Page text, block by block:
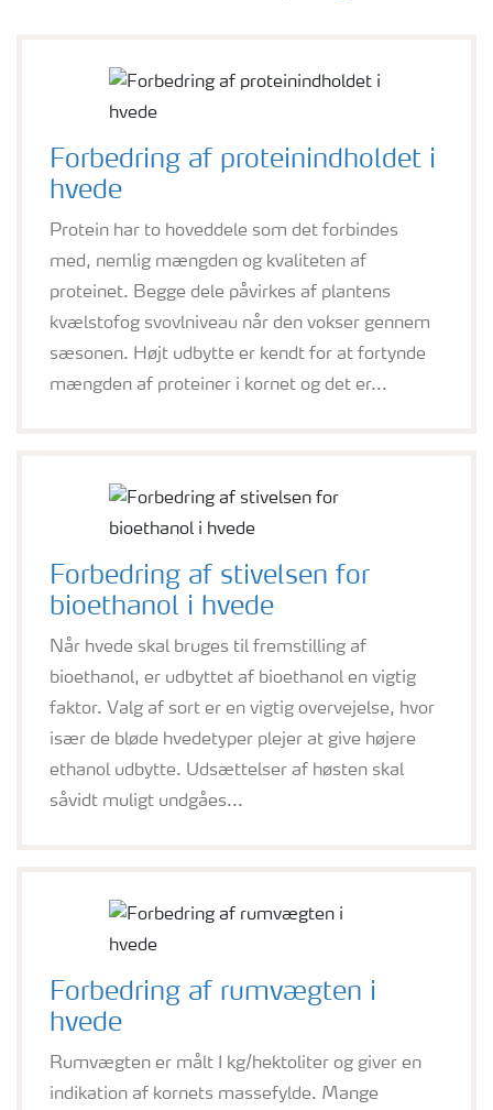
Forbedring af proteinindholdet i
hvede
Protein har to hoveddele som det forbindes
med, nemlig mængden og kvaliteten af
proteinet. Begge dele påvirkes af plantens
kvælstofog svovlniveau når den vokser gennem
sæsonen. Højt udbytte er kendt for at fortynde
mængden af proteiner i kornet og det er...
Forbedring af stivelsen for
bioethanol i hvede
Når hvede skal bruges til fremstilling af
bioethanol, er udbyttet af bioethanol en vigtig
faktor. Valg af sort er en vigtig overvejelse, hvor
især de bløde hvedetyper plejer at give højere
ethanol udbytte. Udsættelser af høsten skal
såvidt muligt undgåes...
Forbedring af rumvægten i
hvede
Rumvægten er målt I kg/hektoliter og giver en
indikation af kornets massefylde. Mange